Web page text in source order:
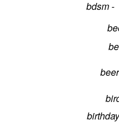
bdsm -